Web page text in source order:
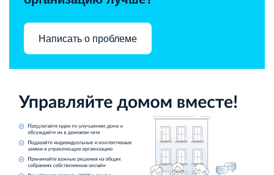
Написать о проблеме